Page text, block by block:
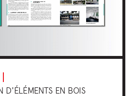
D'ÉLÉMENTS EN BOIS